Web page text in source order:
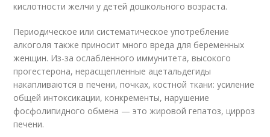
кислотности желчи у детей дошкольного возраста.
Периодическое или систематическое употребление
алкоголя также приносит много вреда для беременных
женщин. Из-за ослабленного иммунитета, высокого
прогестерона, нерасщепленные ацетальдегиды
накапливаются в печени, почках, костной ткани: усиление
общей интоксикации, конкременты, нарушение
фосфолипидного обмена — это жировой гепатоз, цирроз
печени.